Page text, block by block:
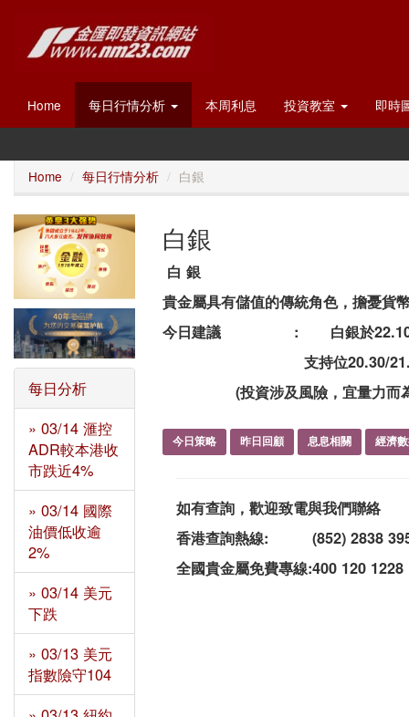
Home 每日行情分析 本周利息 投資教室 即時
Home 每日行情分析 白銀
白銀
白 銀
貴金屬具有儲值的傳統角色，擔憂貨
今日建議 : 白銀於
支持位20.30/
(投資涉及風險，宜量力而
今日策略 昨日回顧 息息相關 經濟
如有查詢，歡迎致電與我們聯絡
香港查詢熱線:
(852) 2838
全國貴金屬免費專線:400 120 1228
每日分析
» 03/14 滙控
ADR較本港收
市跌近4%
» 03/14 國際
油價低收逾
2%
» 03/14 美元
下跌
» 03/13 美元
指數險守104